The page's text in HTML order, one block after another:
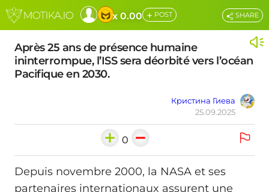
x 0.00 + POST
Après 25 ans de présence humaine
ininterrompue, l’ISS sera déorbité vers l’océan
Pacifique en 2030.
Кристина Гиева
25.09.2025
SHARE
0
Depuis novembre 2000, la NASA et ses
partenaires internationaux assurent une